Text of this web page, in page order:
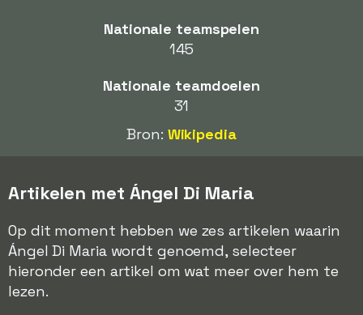
Nationale teamspelen
145
Nationale teamdoelen
31
Bron: Wikipedia
Artikelen met Ángel Di Maria
Op dit moment hebben we zes artikelen waarin
Ángel Di Maria wordt genoemd, selecteer
hieronder een artikel om wat meer over hem te
lezen.